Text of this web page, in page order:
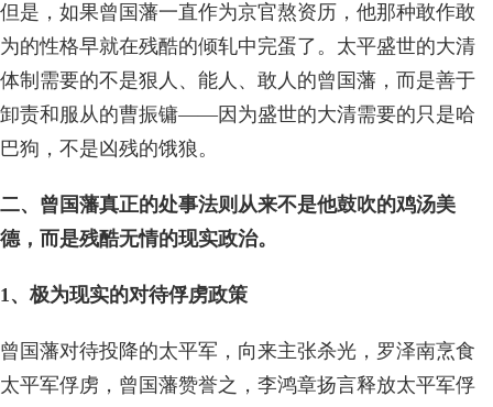
但是，如果曾国藩一直作为京官熬资历，他那种敢作敢
为的性格早就在残酷的倾轧中完蛋了。太平盛世的大清
体制需要的不是狠人、能人、敢人的曾国藩，而是善于
卸责和服从的曹振镛——因为盛世的大清需要的只是哈
巴狗，不是凶残的饿狼。
二、曾国藩真正的处事法则从来不是他鼓吹的鸡汤美
德，而是残酷无情的现实政治。
1、极为现实的对待俘虏政策
曾国藩对待投降的太平军，向来主张杀光，罗泽南烹食
太平军俘虏，曾国藩赞誉之，李鸿章扬言释放太平军俘